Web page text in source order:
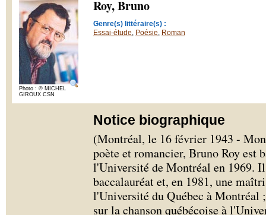
Photo : © MICHEL
GIROUX CSN
Roy, Bruno
Genre(s) littéraire(s) :
Essai-étude, Poésie, Roman
Notice biographique
(Montréal, le 16 février 1943 -
poète et romancier, Bruno Roy est
l'Université de Montréal en 1969.
baccalauréat et, en 1981, une
l'Université du Québec à Montréal
sur la chanson québécoise à